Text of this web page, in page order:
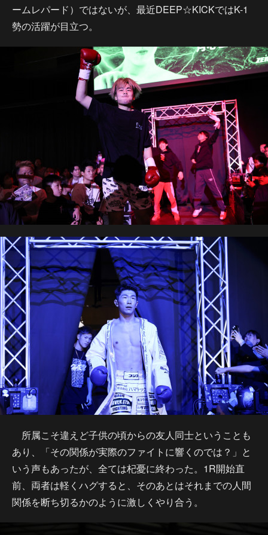
ームレパード）ではないが、最近DEEP☆KICKではK-1
勢の活躍が目立つ。
所属こそ違えど子供の頃からの友人同士ということも
あり、「その関係が実際のファイトに響くのでは？」と
いう声もあったが、全ては杞憂に終わった。1R開始直
前、両者は軽くハグすると、そのあとはそれまでの人間
関係を断ち切るかのように激しくやり合う。